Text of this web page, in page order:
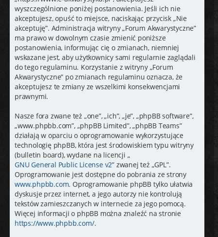
wyszczególnione poniżej postanowienia. Jeśli ich nie
akceptujesz, opuść to miejsce, naciskając przycisk „Nie
akceptuję”. Administracja witryny „Forum Akwarystyczne”
ma prawo w dowolnym czasie zmienić poniższe
postanowienia, informując cię o zmianach, niemniej
wskazane jest, aby użytkownicy sami regularnie zaglądali
do tego regulaminu. Korzystanie z witryny „Forum
Akwarystyczne” po zmianach regulaminu oznacza, że
akceptujesz te zmiany ze wszelkimi konsekwencjami
prawnymi.
Nasze fora zwane też „one”, „ich”, „je”, „phpBB software”,
„www.phpbb.com”, „phpBB Limited”, „phpBB Teams”
działają w oparciu o oprogramowanie wykorzystujące
technologię phpBB, która jest środowiskiem typu witryny
(bulletin board), wydane na licencji „
GNU General Public License v2” zwanej też „GPL”.
Oprogramowanie jest dostępne do pobrania ze strony
www.phpbb.com. Oprogramowanie phpBB tylko ułatwia
dyskusje przez internet, a jego autorzy nie kontrolują
tekstów zamieszczanych w internecie za jego pomocą.
Więcej informacji o phpBB można znaleźć na stronie
https://www.phpbb.com/.